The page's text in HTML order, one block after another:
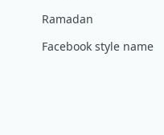
Ramadan
Facebook style name